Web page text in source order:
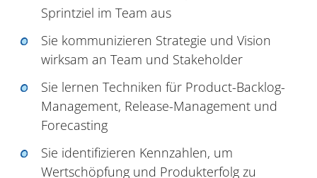
Sprintziel im Team aus
Sie kommunizieren Strategie und Vision
wirksam an Team und Stakeholder
Sie lernen Techniken für Product-Backlog-
Management, Release-Management und
Forecasting
Sie identifizieren Kennzahlen, um
Wertschöpfung und Produkterfolg zu